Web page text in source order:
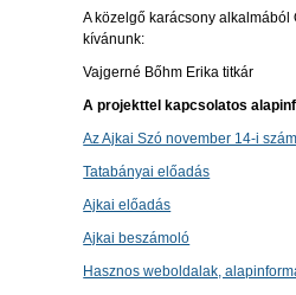
A közelgő karácsony
kívánunk:
Vajgerné Bőhm
A projekttel kapcsolatos
Az Ajkai Szó november 14-i
Tatabányai előadás
Ajkai előadás
Ajkai beszámoló
Hasznos weboldalak,